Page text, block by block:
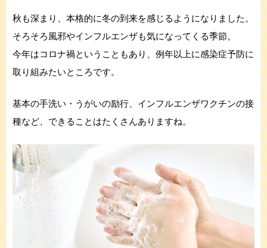
秋も深まり、本格的に冬の到来を感じるようになりました。
そろそろ風邪やインフルエンザも気になってくる季節。
今年はコロナ禍ということもあり、例年以上に感染症予防に
取り組みたいところです。
基本の手洗い・うがいの励行、インフルエンザワクチンの接
種など、できることはたくさんありますね。